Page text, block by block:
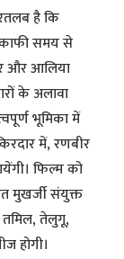
है कि
काफी समय से
और आलिया
के अलावा
भूमिका में
में, रणबीर
फिल्म को
मुखर्जी संयुक्त
तमिल, तेलुगू,
होगी।